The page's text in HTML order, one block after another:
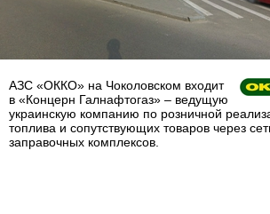
АЗС «ОККО» на Чоколовском входит
в «Концерн Галнафтогаз» – ведущую
украинскую компанию по розничной
топлива и сопутствующих товаров через
заправочных комплексов.